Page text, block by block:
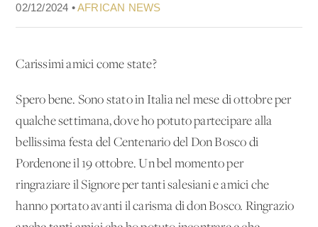
02/12/2024 •AFRICAN NEWS
Carissimi amici come state?
Spero bene. Sono stato in Italia nel mese di ottobre per
qualche settimana, dove ho potuto partecipare alla
bellissima festa del Centenario del Don Bosco di
Pordenone il 19 ottobre. Un bel momento per
ringraziare il Signore per tanti salesiani e amici che
hanno portato avanti il carisma di don Bosco. Ringrazio